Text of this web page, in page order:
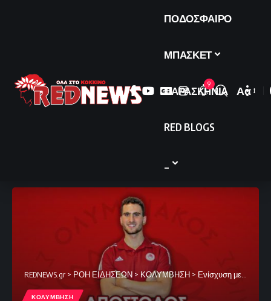
ΠΟΔΟΣΦΑΙΡΟ
ΜΠΑΣΚΕΤ
ΠΑΡΑΣΚΗΝΙΑ
RED BLOGS
9
Font
Αα
REDNEWS.gr > ΡΟΗ ΕΙΔΗΣΕΩΝ > ΚΟΛΥΜΒΗΣΗ > Ενίσχυση με Παπαστάμο
ΚΟΛΥΜΒΗΣΗ